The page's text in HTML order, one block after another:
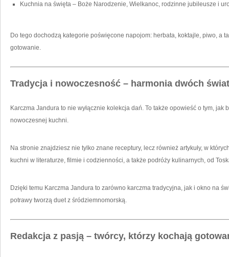
Kuchnia na święta – Boże Narodzenie, Wielkanoc, rodzinne jubileusze i
Do tego dochodzą kategorie poświęcone napojom: herbata, koktajle, piwo, a
gotowanie.
Tradycja i nowoczesność – harmonia dwóch
Karczma Jandura to nie wyłącznie kolekcja dań. To także opowieść o tym,
nowoczesnej kuchni.
Na stronie znajdziesz nie tylko znane receptury, lecz również artykuły, w
kuchni w literaturze, filmie i codzienności, a także podróży kulinarnych, od
Dzięki temu Karczma Jandura to zarówno karczma tradycyjna, jak i okno na
potrawy tworzą duet z śródziemnomorską.
Redakcja z pasją – twórcy, którzy kochają